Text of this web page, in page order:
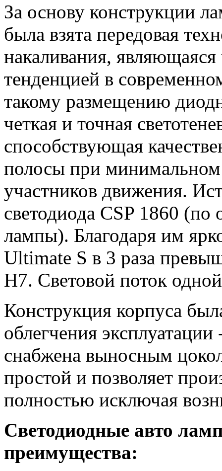
За основу конструкции
была взята передовая
накаливания,
тенденцией в
такому размещению
четкая и точная
способствующая
полосы при
участников движения.
светодиода CSP 1860
лампы). Благодаря им
Ultimate S в 3 раза
H7. Световой поток
Конструкция корпуса
облегчения
снабжена выносным
простой и позволяет
полностью исключая
Светодиодные авто
преимущества: